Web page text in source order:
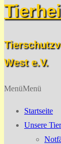
West e.V.
MenüMenü
Startseite
Unsere